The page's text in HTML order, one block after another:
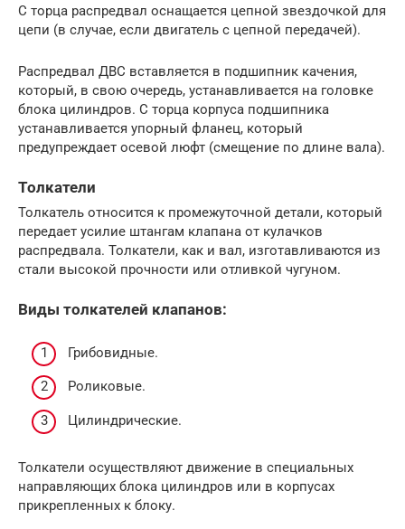
С торца распредвал оснащается цепной звездочкой для
цепи (в случае, если двигатель с цепной передачей).
Распредвал ДВС вставляется в подшипник качения,
который, в свою очередь, устанавливается на головке
блока цилиндров. С торца корпуса подшипника
устанавливается упорный фланец, который
предупреждает осевой люфт (смещение по длине вала).
Толкатели
Толкатель относится к промежуточной детали, который
передает усилие штангам клапана от кулачков
распредвала. Толкатели, как и вал, изготавливаются из
стали высокой прочности или отливкой чугуном.
Виды толкателей клапанов:
Грибовидные.
Роликовые.
Цилиндрические.
Толкатели осуществляют движение в специальных
направляющих блока цилиндров или в корпусах
прикрепленных к блоку.